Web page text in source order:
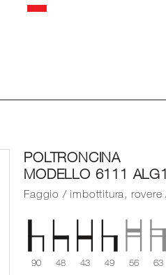
POLTRONCINA
MODELLO 6111
Faggio / imbottitura, rovere
90 48 43 49 56 63